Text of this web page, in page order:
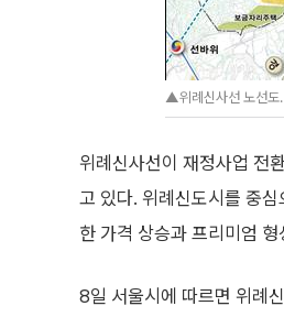
▲위례신사선 노선도
위례신사선이 재정사업 전
고 있다. 위례신도시를 중
한 가격 상승과 프리미엄
8일 서울시에 따르면 위례